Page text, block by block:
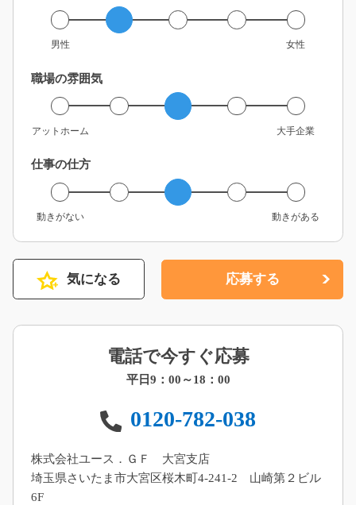
男性 女性
職場の雰囲気
アットホーム 大手企業
仕事の仕方
動きがない 動きがある
気になる 応募する
電話で今すぐ応募
平日9：00～18：00
0120-782-038
株式会社ユース．ＧＦ 大宮支店
埼玉県さいたま市大宮区桜木町4-241-2 山崎第２ビル
6F